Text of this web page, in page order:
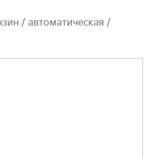
/ автоматическая /